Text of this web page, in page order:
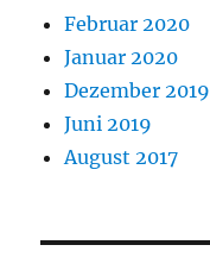
Februar 2020
Januar 2020
Dezember 2019
Juni 2019
August 2017